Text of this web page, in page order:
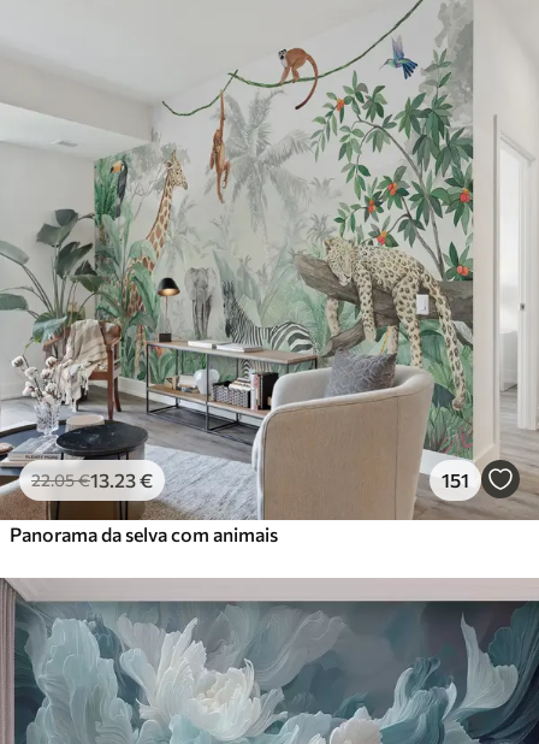
22.05€13 .23€ 151
Panorama da selva com animais